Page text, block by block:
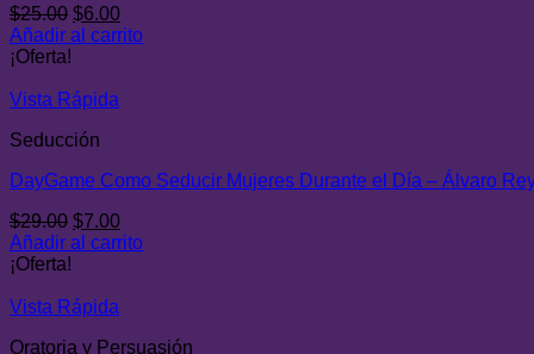
$25.00 El
precio
$25.00.
$6.00El
precio
Añadir al carrito
¡Oferta!
Vista Rápida
Seducción
DayGame Como Seducir Mujeres Durante el Día – Álvaro
$29.00 El
precio
$29.00.
$7.00El
precio
Añadir al carrito
¡Oferta!
Vista Rápida
Oratoria y Persuasión